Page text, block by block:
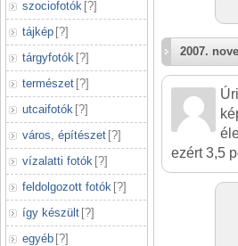
szociofotók [?]
tájkép [?]
tárgyfotók [?]
természet [?]
utcaifotók [?]
város, építészet [?]
vízalatti fotók [?]
feldolgozott fotók [?]
így készült [?]
egyéb [?]
2007.
ezért 3,5